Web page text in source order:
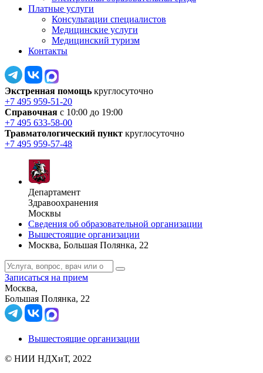
Платные услуги
Консультации специалистов
Медицинские услуги
Медицинский туризм
Контакты
Экстренная помощь круглосуточно
+7 495 959-51-20
Справочная с 10:00 до 19:00
+7 495 633-58-00
Травматологический пункт круглосуточно
+7 495 959-57-48
Департамент
Здравоохранения
Москвы
Сведения об образовательной организации
Вышестоящие организации
Москва, Большая Полянка, 22
Записаться на прием
Москва,
Большая Полянка, 22
Вышестоящие организации
© НИИ НДХиТ, 2022